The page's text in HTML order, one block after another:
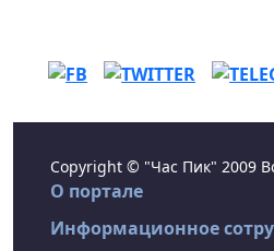
Copyright © "Час Пик" 2009
О портале
Информационное